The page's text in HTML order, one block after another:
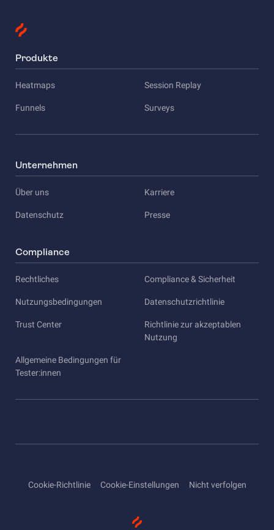
Produkte
Heatmaps Session Replay
Funnels Surveys
Unternehmen
Über uns Karriere
Datenschutz Presse
Compliance
Rechtliches Compliance & Sicherheit
Nutzungsbedingungen Datenschutzrichtlinie
Trust Center
Richtlinie zur akzeptablen
Nutzung
Allgemeine Bedingungen für
Tester:innen
Cookie-Richtlinie Cookie-Einstellungen Nicht verfolgen